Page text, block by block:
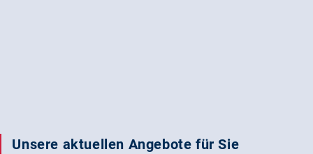
Unsere aktuellen Angebote für Sie